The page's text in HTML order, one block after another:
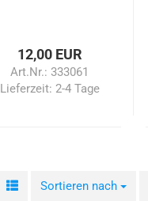
12,00 EUR
Art.Nr.: 333061
Lieferzeit: 2-4 Tage
Sortieren nach
Sortieren nach